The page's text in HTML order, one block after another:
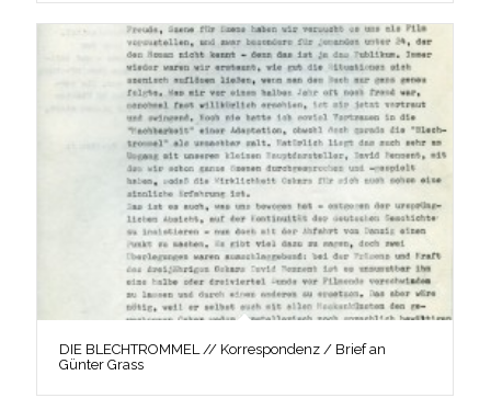
DIE BLECHTROMMEL // Korrespondenz / Brief an
Günter Grass